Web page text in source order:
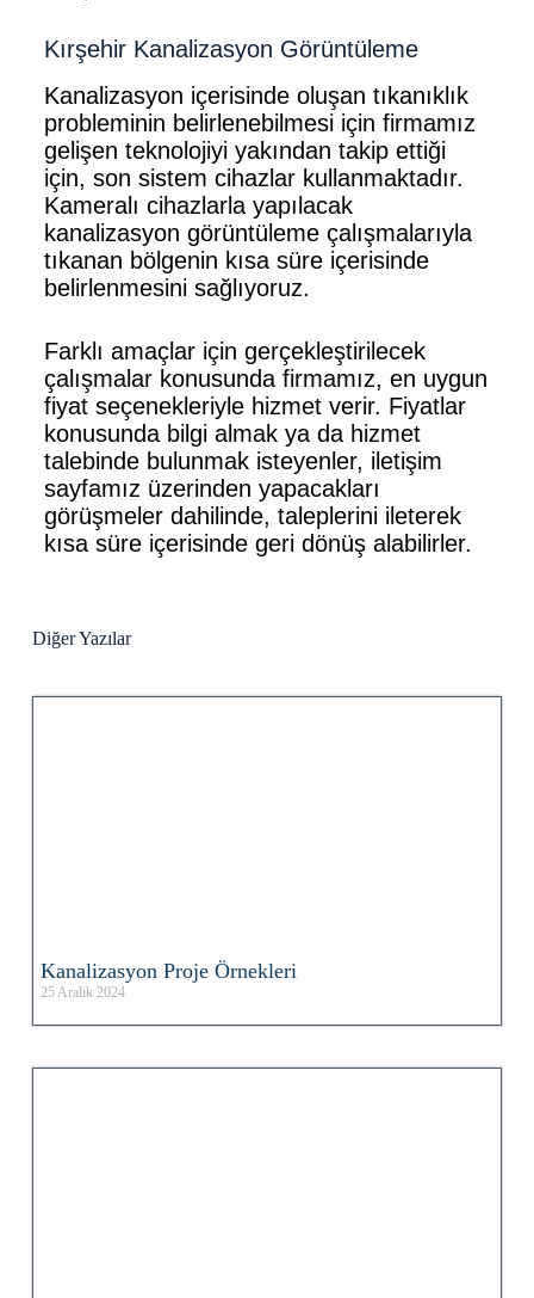
Kırşehir Kanalizasyon Görüntüleme
Kanalizasyon içerisinde oluşan tıkanıklık
probleminin belirlenebilmesi için firmamız
gelişen teknolojiyi yakından takip ettiği
için, son sistem cihazlar kullanmaktadır.
Kameralı cihazlarla yapılacak
kanalizasyon görüntüleme çalışmalarıyla
tıkanan bölgenin kısa süre içerisinde
belirlenmesini sağlıyoruz.
Farklı amaçlar için gerçekleştirilecek
çalışmalar konusunda firmamız, en uygun
fiyat seçenekleriyle hizmet verir. Fiyatlar
konusunda bilgi almak ya da hizmet
talebinde bulunmak isteyenler, iletişim
sayfamız üzerinden yapacakları
görüşmeler dahilinde, taleplerini ileterek
kısa süre içerisinde geri dönüş alabilirler.
Diğer Yazılar
Kanalizasyon Proje Örnekleri
25 Aralık 2024